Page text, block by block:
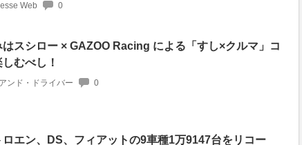
Web 0
スシロー × GAZOO Racing による「すし×クルマ」コ
むべし！
ンド・ドライバー 0
エン、DS、フィアットの9車種1万9147台をリコー